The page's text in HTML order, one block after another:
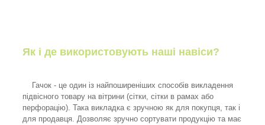
Як і де використовують наші навіси?
Гачок - це один із найпоширеніших способів викладення
підвісного товару на вітрини (сітки, сітки в рамах або
перфорацію). Така викладка є зручною як для покупця, так і
для продавця. Дозволяє зручно сортувати продукцію та має